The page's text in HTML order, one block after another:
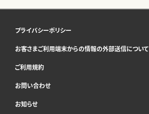
プライバシーポリシー
お客さまご利用端末からの情報の外部送信について
ご利用規約
お問い合わせ
お知らせ